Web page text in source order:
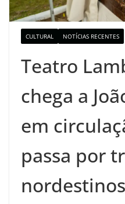
CULTURAL NOTÍCIAS RECENTES
Teatro
chega a
em
passa por
nordestinos